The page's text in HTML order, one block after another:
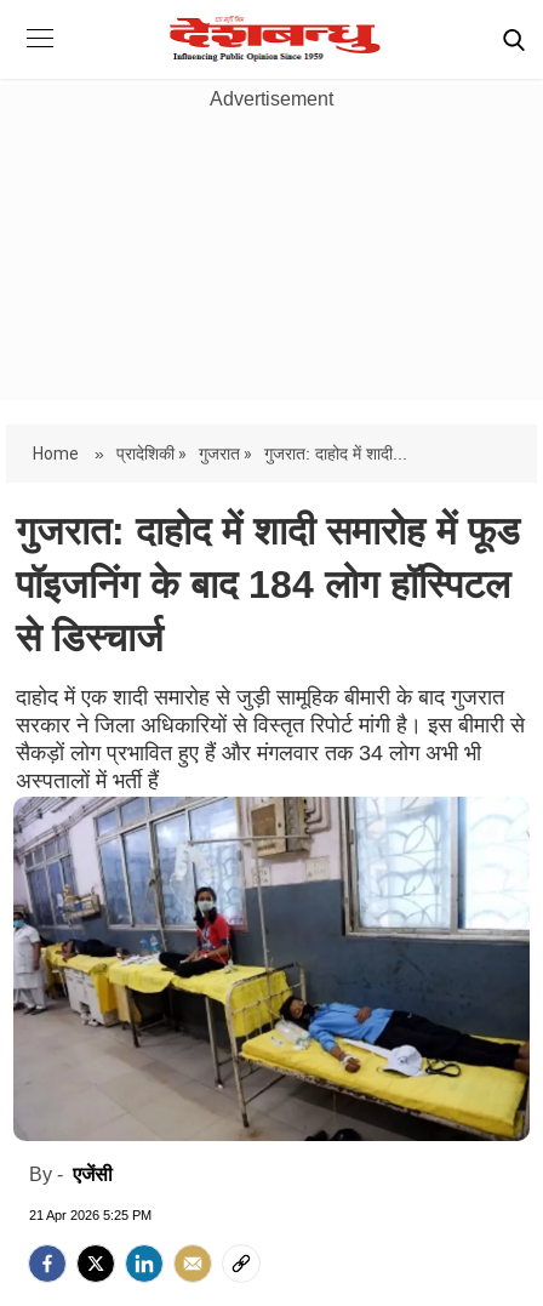
Advertisement
Home » प्रादेशिकी » गुजरात » गुजरात: दाहोद में शादी...
गुजरात: दाहोद में शादी समारोह में फूड
पॉइजनिंग के बाद 184 लोग हॉस्पिटल
से डिस्चार्ज
दाहोद में एक शादी समारोह से जुड़ी सामूहिक बीमारी के बाद गुजरात
सरकार ने जिला अधिकारियों से विस्तृत रिपोर्ट मांगी है। इस बीमारी से
सैकड़ों लोग प्रभावित हुए हैं और मंगलवार तक 34 लोग अभी भी
अस्पतालों में भर्ती हैं
By -एजेंसी
21 Apr 2026 5:25 PM